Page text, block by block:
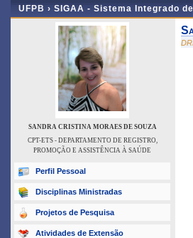
UFPB › SIGAA - Sistema Integrado
SANDRA CRISTINA MORAES DE SOUZA
CPT-ETS - DEPARTAMENTO DE REGISTRO,
PROMOÇÃO E ASSISTÊNCIA À SAÚDE
Perfil Pessoal
Disciplinas Ministradas
Projetos de Pesquisa
Atividades de Extensão